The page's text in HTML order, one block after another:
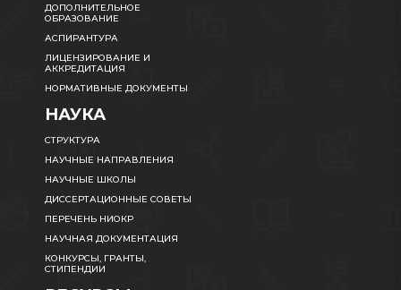
ДОПОЛНИТЕЛЬНОЕ
ОБРАЗОВАНИЕ
АСПИРАНТУРА
ЛИЦЕНЗИРОВАНИЕ И
АККРЕДИТАЦИЯ
НОРМАТИВНЫЕ ДОКУМЕНТЫ
НАУКА
СТРУКТУРА
НАУЧНЫЕ НАПРАВЛЕНИЯ
НАУЧНЫЕ ШКОЛЫ
ДИССЕРТАЦИОННЫЕ СОВЕТЫ
ПЕРЕЧЕНЬ НИОКР
НАУЧНАЯ ДОКУМЕНТАЦИЯ
КОНКУРСЫ, ГРАНТЫ,
СТИПЕНДИИ